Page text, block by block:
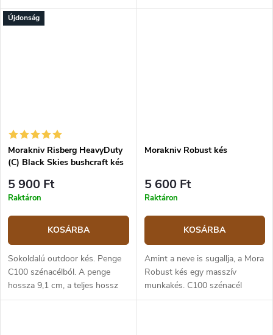
HRC. Műanyag markolata
csúszásgátló gumi
műanyag tokkal. A Garberg egy
Újdonság
Morakniv Risberg HeavyDuty
(C) Black Skies bushcraft kés
5 900 Ft
Raktáron
KOSÁRBA
Sokoldalú outdoor kés. Penge
C100 szénacélból. A penge
hossza 9,1 cm, a teljes hossz
20,6 cm. Szürke-fekete
Morakniv Robust kés
5 600 Ft
Raktáron
KOSÁRBA
Amint a neve is sugallja, a Mora
Robust kés egy masszív
munkakés. C100 szénacél
penge, 59-60 HRC